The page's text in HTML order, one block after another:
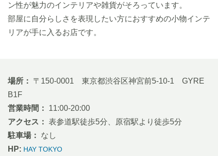
ン性が魅力のインテリアや雑貨がそろっています。
部屋に自分らしさを表現したい方におすすめの小物インテ
リアが手に入るお店です。
場所： 〒150-0001 東京都渋谷区神宮前5-10-1 GYRE
B1F
営業時間： 11:00-20:00
アクセス： 表参道駅徒歩5分、原宿駅より徒歩5分
駐車場： なし
HP: HAY TOKYO